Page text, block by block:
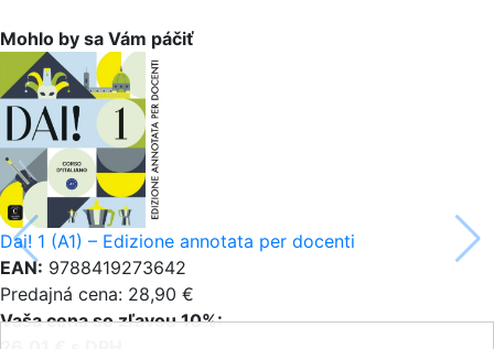
Mohlo by sa Vám páčiť
Dai! 1 (A1) – Edizione annotata per docenti
EAN: 9788419273642
Predajná cena: 28,90 €
Vaša cena so zľavou 10%: